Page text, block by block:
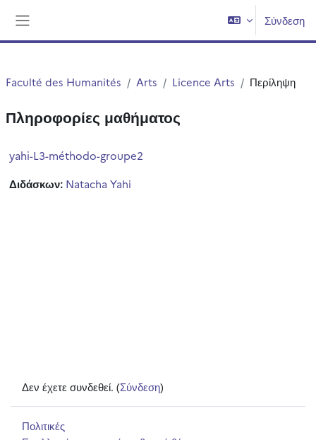
Σύνδεση
Faculté des Humanités Arts Licence Arts Περίληψη
Πληροφορίες μαθήματος
yahi-L3-méthodo-groupe2
Διδάσκων: Natacha Yahi
Δεν έχετε συνδεθεί. (Σύνδεση)
Πολιτικές